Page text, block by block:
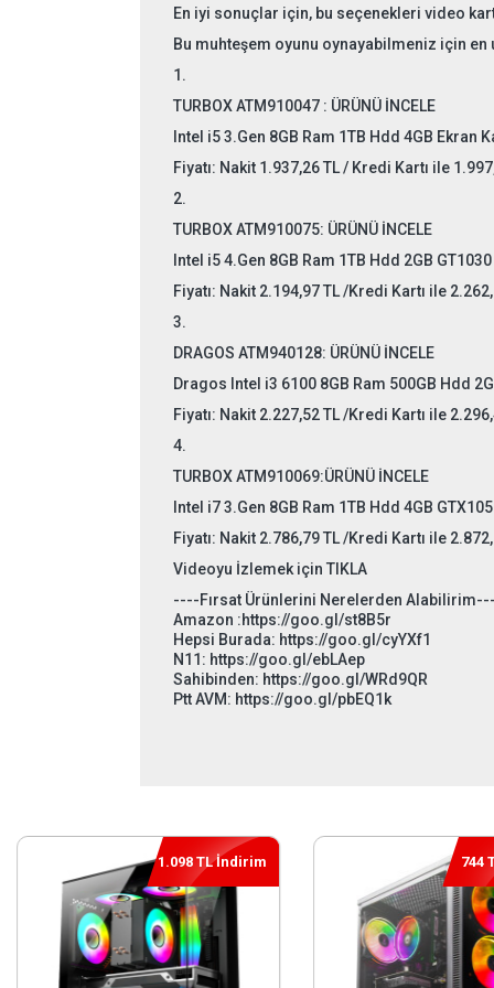
En iyi sonuçlar için, bu seçenekleri video
Bu muhteşem oyunu oynayabilmeniz için
1.
TURBOX ATM910047 : ÜRÜNÜ İNCELE
Intel i5 3.Gen 8GB Ram 1TB Hdd 4GB Ekran
Fiyatı: Nakit 1.937,26 TL / Kredi Kartı ile
2.
TURBOX ATM910075: ÜRÜNÜ İNCELE
Intel i5 4.Gen 8GB Ram 1TB Hdd 2GB
Fiyatı: Nakit 2.194,97 TL /Kredi Kartı ile
3.
DRAGOS ATM940128: ÜRÜNÜ İNCELE
Dragos Intel i3 6100 8GB Ram 500GB Hdd
Fiyatı: Nakit 2.227,52 TL /Kredi Kartı ile
4.
TURBOXATM910069:ÜRÜNÜ İNCELE
Intel i7 3.Gen 8GB Ram 1TB Hdd 4GB
Fiyatı: Nakit 2.786,79 TL /Kredi Kartı ile
Videoyu İzlemek için TIKLA
----Fırsat Ürünlerini Nerelerden
Amazon :https://goo.gl/st8B5r
Hepsi Burada: https://goo.gl/cyYXf1
N11: https://goo.gl/ebLAep
Sahibinden: https://goo.gl/WRd9QR
Ptt AVM: https://goo.gl/pbEQ1k
744 TL İndirim 591